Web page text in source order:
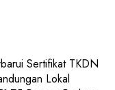
Sertifikat TKDN
Lokal